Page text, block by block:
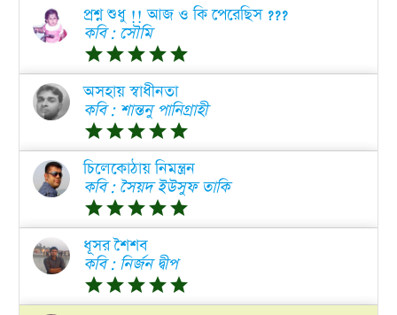
প্রশ্ন শুধু !! আজ ও কি পেরেছিস ???
কবি : সৌমি
gradegradegradegradegrade
অসহায় স্বাধীনতা
কবি : শান্তনু পানিগ্রাহী
gradegradegradegradegrade
চিলেকোঠায় নিমন্ত্রন
কবি : সৈয়দ ইউসুফ তাকি
gradegradegradegradegrade
ধূসর শৈশব
কবি : নির্জন দ্বীপ
gradegradegradegradegrade